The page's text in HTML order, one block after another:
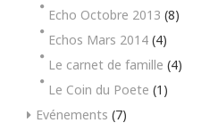
Echo Octobre 2013 (8)
Echos Mars 2014 (4)
Le carnet de famille (4)
Le Coin du Poete (1)
Evénements (7)